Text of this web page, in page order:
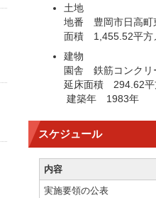
土地
地番 豊岡市日高
面積 1,455.52平方
建物
園舎 鉄筋コンクリ
延床面積 294.62平
建築年 1983年
スケジュール
内容
実施要領の公表